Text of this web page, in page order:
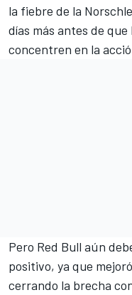
la fiebre de la
días más antes de
concentren en la
Pero Red Bull aún
positivo, ya que
cerrando la brecha